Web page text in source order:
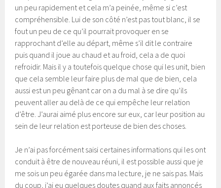
un peu rapidement et cela m’a peinée, même si c’est
compréhensible. Lui de son côté n’est pas tout blanc, il se
fout un peu de ce qu’il pourrait provoquer en se
rapprochant d’elle au départ, même s’il dit le contraire
puis quand il joue au chaud et au froid, cela a de quoi
refroidir. Mais il y a toutefois quelque chose qui les unit, bien
que cela semble leur faire plus de mal que de bien, cela
aussi est un peu gênant car on a du mal à se dire qu’ils
peuvent aller au delà de ce qui empêche leur relation
d’être. J’aurai aimé plus encore sur eux, car leur position au
sein de leur relation est porteuse de bien des choses.
Je n’ai pas forcément saisi certaines informations qui les ont
conduit à être de nouveau réuni, il est possible aussi que je
me sois un peu égarée dans ma lecture, je ne sais pas. Mais
du coup, j’ai eu quelques doutes quand aux faits annoncés